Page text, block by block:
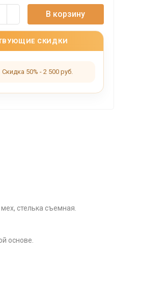
В корзину
СКИДКИ
Скидка 50% - 2 500 руб.
стелька съемная.
основе.